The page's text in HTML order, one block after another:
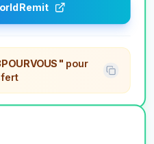
pour